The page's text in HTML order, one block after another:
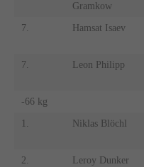
Gramkow
7. Hamsat Isaev
7. Leon Philipp
-66 kg
1. Niklas Blöchl
2. Leroy Dunker